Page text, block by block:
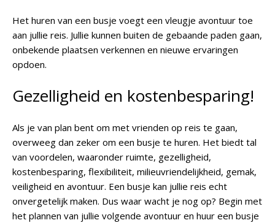
Het huren van een busje voegt een vleugje avontuur toe
aan jullie reis. Jullie kunnen buiten de gebaande paden gaan,
onbekende plaatsen verkennen en nieuwe ervaringen
opdoen.
Gezelligheid en kostenbesparing!
Als je van plan bent om met vrienden op reis te gaan,
overweeg dan zeker om een busje te huren. Het biedt tal
van voordelen, waaronder ruimte, gezelligheid,
kostenbesparing, flexibiliteit, milieuvriendelijkheid, gemak,
veiligheid en avontuur. Een busje kan jullie reis echt
onvergetelijk maken. Dus waar wacht je nog op? Begin met
het plannen van jullie volgende avontuur en huur een busje